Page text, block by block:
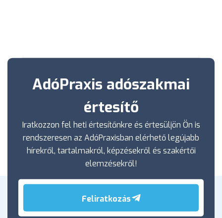
AdóPraxis adószakmai
értesítő
Iratkozzon fel heti értesítőnkre és értesüljön Ön is
rendszeresen az AdóPraxisban elérhető legújabb
hírekről, tartalmakról, képzésekről és szakértői
elemzésekről!
Feliratkozás